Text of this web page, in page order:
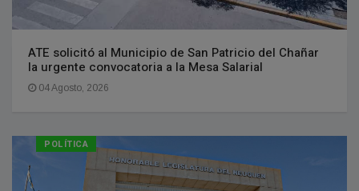
ATE solicitó al Municipio de San Patricio del Chañar
la urgente convocatoria a la Mesa Salarial
04 Agosto, 2026
POLÍTICA